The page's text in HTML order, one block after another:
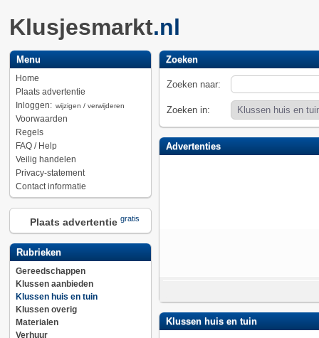
Klusjesmarkt.nl
Menu
Home
Plaats advertentie
Inloggen: wijzigen / verwijderen
Voorwaarden
Regels
FAQ / Help
Veilig handelen
Privacy-statement
Contact informatie
Plaats advertentie gratis
Rubrieken
Gereedschappen
Klussen aanbieden
Klussen huis en tuin
Klussen overig
Materialen
Verhuur
Zoeken
Zoeken naar:
Zoeken in:
Advertenties
Klussen huis en tuin